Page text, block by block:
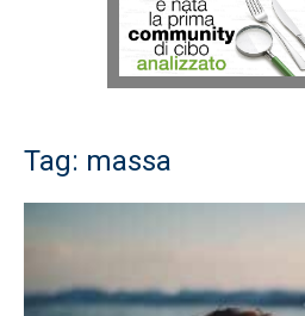
Tag: massa